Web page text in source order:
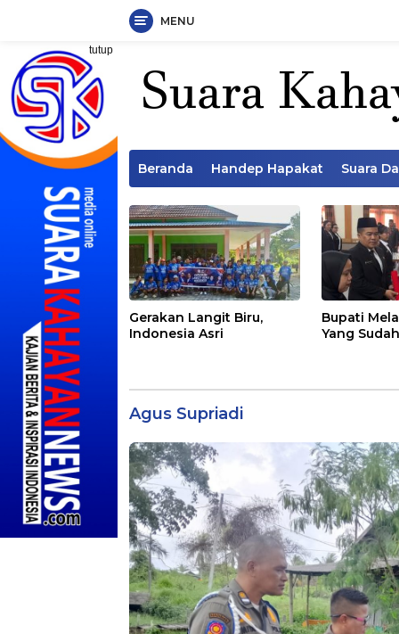
Langsung
konten
MENU
tutup
Beranda Handep Hapakat Suara
Gerakan Langit Biru,
Indonesia Asri
Bupati
Yang
Agus Supriadi